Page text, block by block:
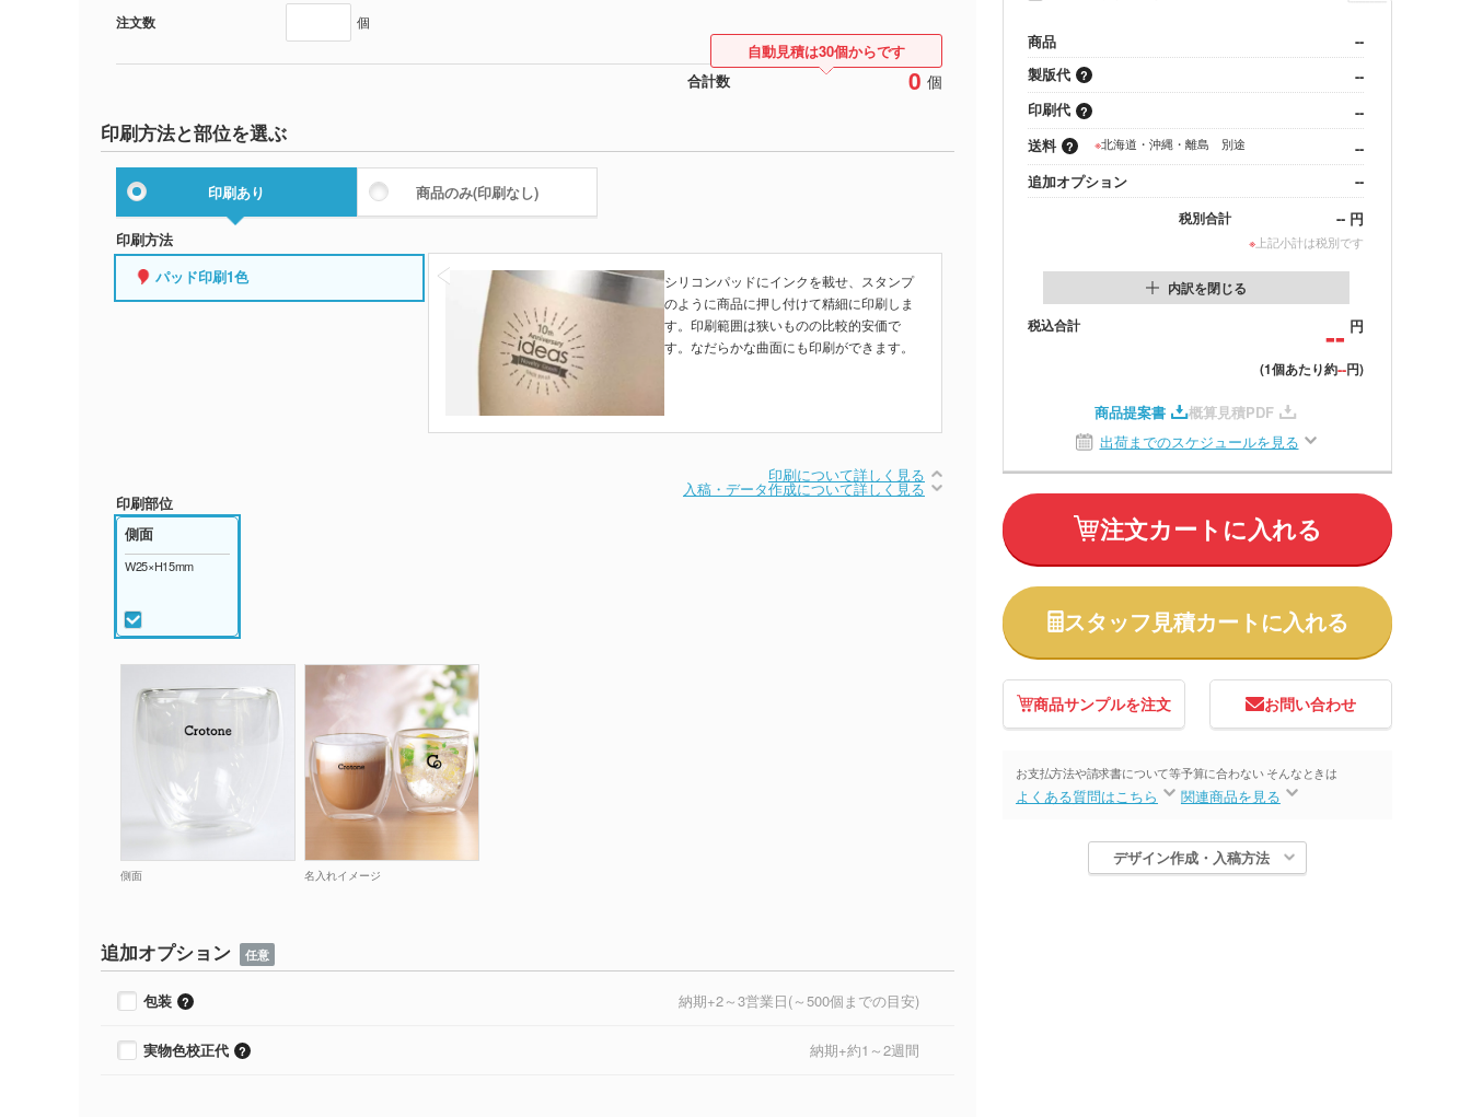
注文数 個
合計数 0 個
自動見積は30個からです
印刷方法と部位を選ぶ
印刷あり 商品のみ(印刷なし)
印刷方法
パッド印刷1色
シリコンパッドにインクを載せ、スタンプ
のように商品に押し付けて精細に印刷しま
す。印刷範囲は狭いものの比較的安価で
す。なだらかな曲面にも印刷ができます。
印刷について詳しく見る
入稿・データ作成について詳しく見る
印刷部位
側面
W25×H15mm
側面 名入れイメージ
追加オプション 任意
包装 納期+2～3営業日(～500個までの目安)
実物色校正代 納期+約1～2週間
商品
--
製版代
--
印刷代
--
送料
※北海道・沖縄・離島 別途
--
追加オプション
--
税別合計 -- 円
※ 上記小計は税別です
内訳を閉じる
税込合計
-- 円
(1個あたり約--円)
商品提案書
概算見積PDF
出荷までのスケジュールを見る
注文カートに入れる
スタッフ見積カートに入れる
商品サンプルを注文 お問い合わせ
お支払方法や請求書について等
よくある質問はこちら
予算に合わない そんなときは
関連商品を見る
デザイン作成・入稿方法